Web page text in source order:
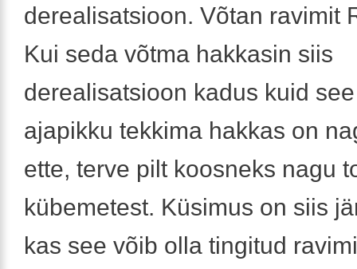
derealisatsioon. Võtan ravimit
Kui seda võtma hakkasin siis
derealisatsioon kadus kuid
ajapikku tekkima hakkas on
ette, terve pilt koosneks nagu
kübemetest. Küsimus on siis
kas see võib olla tingitud